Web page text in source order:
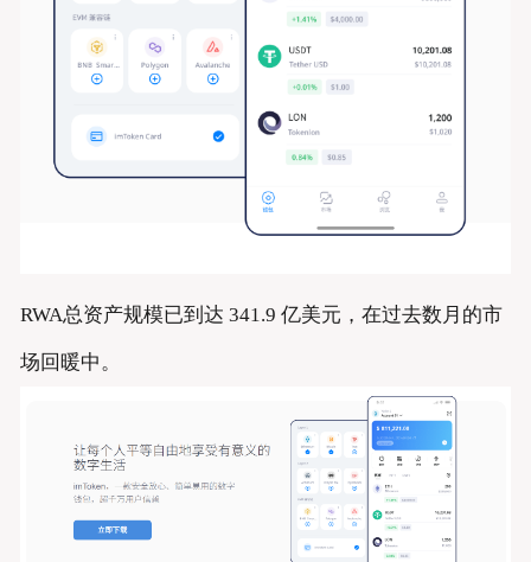
RWA总资产规模已到达 341.9 亿美元，在过去数月的市
场回暖中。